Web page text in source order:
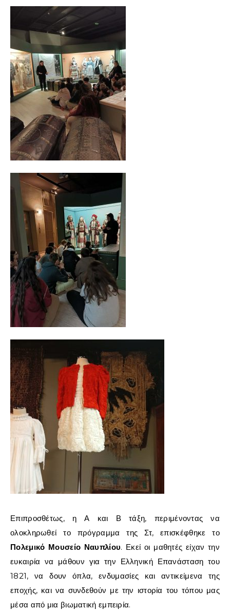
Επιπροσθέτως, ηΑ και Βτάξη, περιμένονταςνα
ολοκληρωθείτο πρόγραμματηςΣτ,επισκέφθηκετο
Πολεμικό Μουσείο Ναυπλίου. Εκεί οι μαθητές είχαντην
ευκαιρία να μάθουν γιατην Ελληνική Επανάστασητου
1821,ναδουνόπλα,ενδυμασίες καιαντικείμενατης
εποχής, και να συνδεθούν με την ιστορία του τόπου μας
μέσα από μια βιωματική εμπειρία.